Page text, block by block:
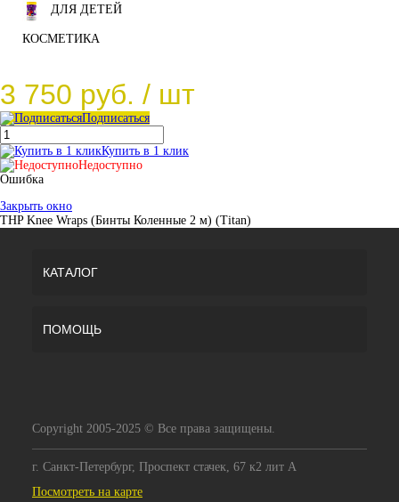
ДЛЯ ДЕТЕЙ
КОСМЕТИКА
3 750 руб. / шт
Подписаться
Купить в 1 клик
Недоступно
Ошибка
Закрыть окно
THP Knee Wraps (Бинты Коленные 2 м) (Titan)
КАТАЛОГ
ПОМОЩЬ
Copyright 2005-2025 © Все права защищены.
г. Санкт-Петербург, Проспект стачек, 67 к2 лит А
Посмотреть на карте